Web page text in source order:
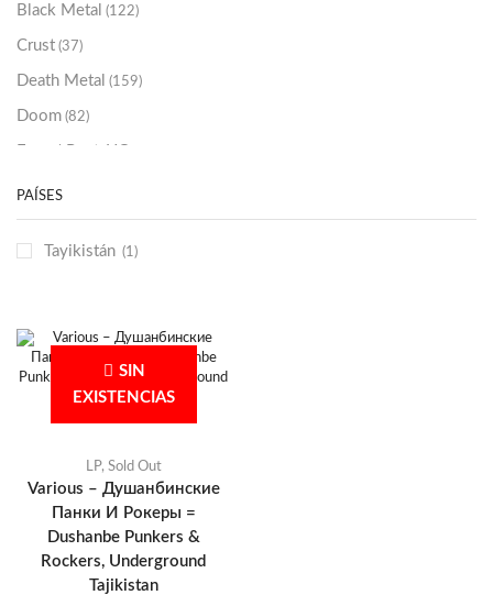
Black Metal (122)
Crust (37)
Death Metal (159)
Doom (82)
Emo / Post-HC
Grindcore
Hard Rock (48)
Hardcore (153)
Otros (38)
Prog
(146)
(22)
Thrash Metal (108)
PAÍSES
Tayikistán (1)
SIN
EXISTENCIAS
LP, Sold Out
Various – Душанбинские
Панки И Рокеры =
Dushanbe Punkers &
Rockers, Underground
Tajikistan